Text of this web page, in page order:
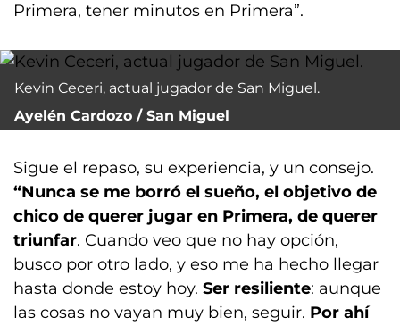
Primera, tener minutos en Primera”.
Kevin Ceceri, actual jugador de San Miguel.
Ayelén Cardozo / San Miguel
Sigue el repaso, su experiencia, y un consejo.
“Nunca se me borró el sueño, el objetivo de
chico de querer jugar en Primera, de querer
triunfar. Cuando veo que no hay opción,
busco por otro lado, y eso me ha hecho llegar
hasta donde estoy hoy. Ser resiliente: aunque
las cosas no vayan muy bien, seguir. Por ahí